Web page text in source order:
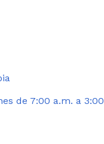
de 7:00 a.m. a 3:00